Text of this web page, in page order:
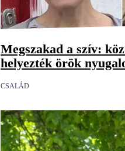
Megszakad a szív:
helyezték örök
CSALÁD